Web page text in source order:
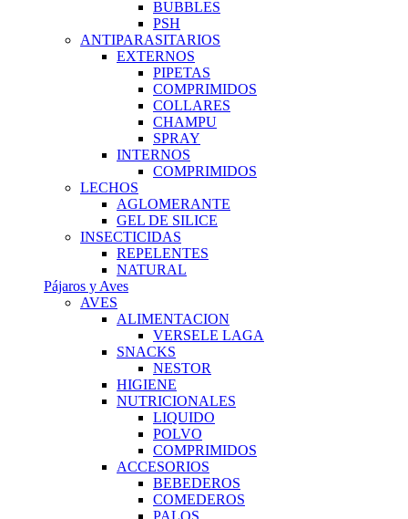
BUBBLES
PSH
ANTIPARASITARIOS
EXTERNOS
PIPETAS
COMPRIMIDOS
COLLARES
CHAMPU
SPRAY
INTERNOS
COMPRIMIDOS
LECHOS
AGLOMERANTE
GEL DE SILICE
INSECTICIDAS
REPELENTES
NATURAL
Pájaros y Aves
AVES
ALIMENTACION
VERSELE LAGA
SNACKS
NESTOR
HIGIENE
NUTRICIONALES
LIQUIDO
POLVO
COMPRIMIDOS
ACCESORIOS
BEBEDEROS
COMEDEROS
PALOS